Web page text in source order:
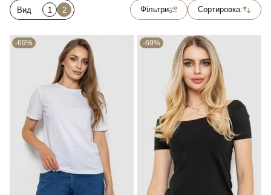
Вид 1 2 Фільтри Сортировка:
-69% -69%